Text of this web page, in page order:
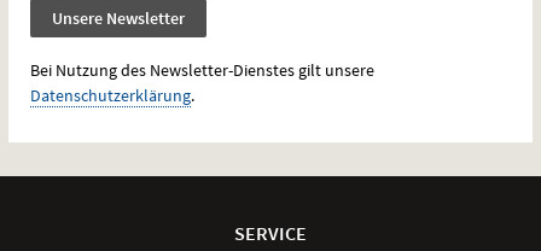
Unsere Newsletter
Bei Nutzung des Newsletter-Dienstes gilt unsere
Datenschutzerklärung.
SERVICE